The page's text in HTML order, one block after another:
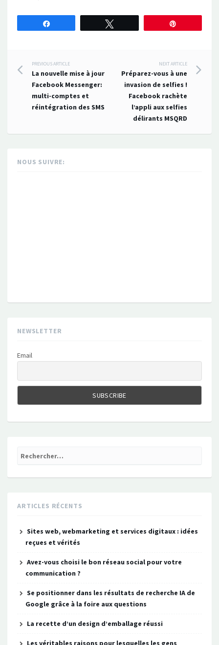
Post
navigation
PREVIOUS ARTICLE
La nouvelle mise à jour
Facebook Messenger:
multi-comptes et
réintégration des SMS
NEXT ARTICLE
Préparez-vous à une
invasion de selfies !
Facebook rachète
l’appli aux selfies
délirants MSQRD
NOUS SUIVRE:
NEWSLETTER
Email
Rechercher :
ARTICLES RÉCENTS
Sites web, webmarketing et services digitaux : idées
reçues et vérités
Avez-vous choisi le bon réseau social pour votre
communication ?
Se positionner dans les résultats de recherche IA de
Google grâce à la foire aux questions
La recette d’un design d’emballage réussi
Les véritables raisons pour lesquelles les gens